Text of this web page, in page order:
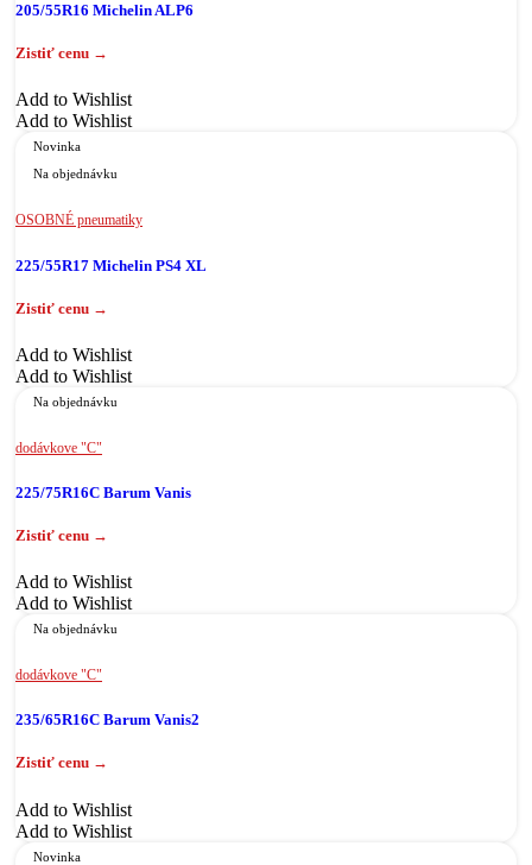
205/55R16 Michelin ALP6
Add to Wishlist
Add to Wishlist
Novinka
Na objednávku
OSOBNÉ pneumatiky
225/55R17 Michelin PS4 XL
Add to Wishlist
Add to Wishlist
Na objednávku
dodávkove "C"
225/75R16C Barum Vanis
Add to Wishlist
Add to Wishlist
Na objednávku
dodávkove "C"
235/65R16C Barum Vanis2
Add to Wishlist
Add to Wishlist
Novinka